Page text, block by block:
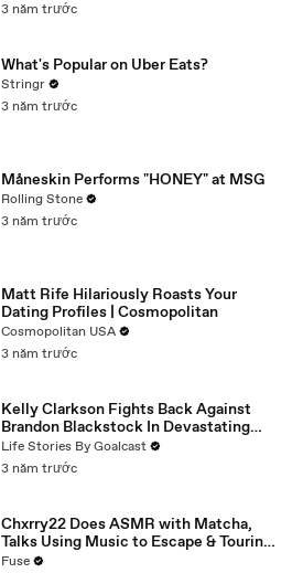
3 năm trước
What's Popular on Uber Eats?
Stringr
3 năm trước
Måneskin Performs "HONEY" at MSG
Rolling Stone
3 năm trước
Matt Rife Hilariously Roasts Your
Dating Profiles | Cosmopolitan
Cosmopolitan USA
3 năm trước
Kelly Clarkson Fights Back Against
Brandon Blackstock In Devastating
Divorce Battle
Life Stories By Goalcast
3 năm trước
Chxrry22 Does ASMR with Matcha,
Talks Using Music to Escape & Touring
with The Weeknd
Fuse